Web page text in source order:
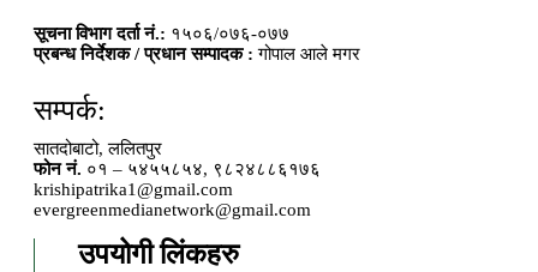
सूचना विभाग दर्ता नं.: १५०६/०७६-०७७
प्रबन्ध निर्देशक / प्रधान सम्पादक : गोपाल आले मगर
सम्पर्क:
सातदोबाटो, ललितपुर
फोन नं. ०१ – ५४५५८५४, ९८२४८८६१७६
krishipatrika1@gmail.com
evergreenmedianetwork@gmail.com
उपयोगी लिंकहरु